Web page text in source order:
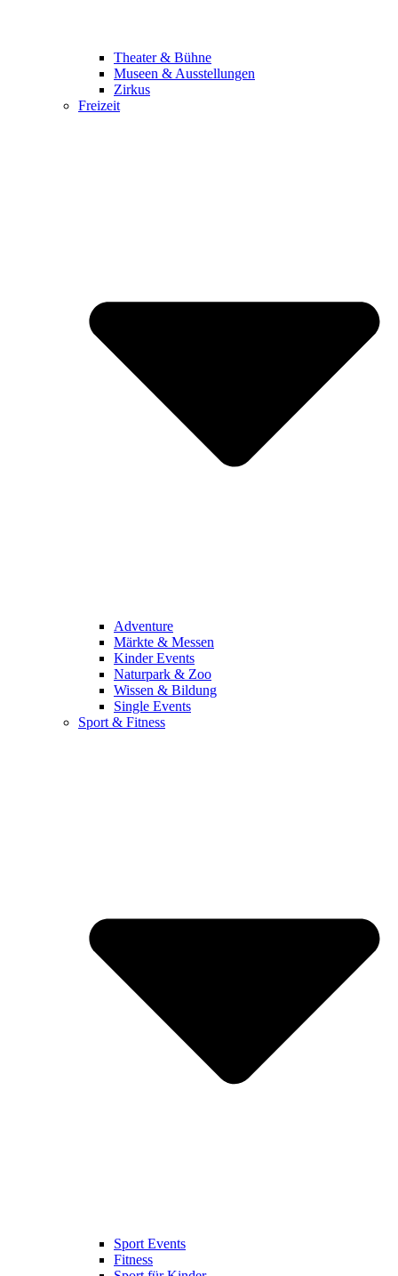
Theater & Bühne
Museen & Ausstellungen
Zirkus
Freizeit
Adventure
Märkte & Messen
Kinder Events
Naturpark & Zoo
Wissen & Bildung
Single Events
Sport & Fitness
Sport Events
Fitness